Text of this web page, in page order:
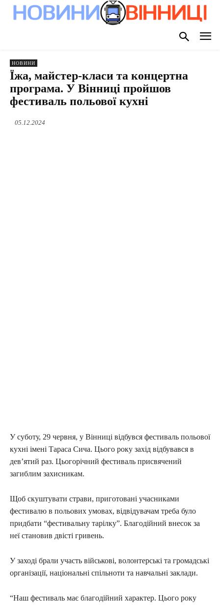
НОВИНИ
Їжа, майстер-класи та концертна
програма. У Вінниці пройшов
фестиваль польової кухні
05.12.2024
У суботу, 29 червня, у Вінниці відбувся фестиваль польової
кухні імені Тараса Сича. Цього року захід відбувався в
дев’ятий раз. Цьогорічний фестиваль присвячений
загиблим захисникам.
Щоб скуштувати страви, приготовані учасниками
фестивалю в польових умовах, відвідувачам треба було
придбати “фестивальну тарілку”. Благодійний внесок за
неї становив двісті гривень.
У заході брали участь військові, волонтерські та громадські
організації, національні спільноти та навчальні заклади.
“Наш фестиваль має благодійний характер. Цього року